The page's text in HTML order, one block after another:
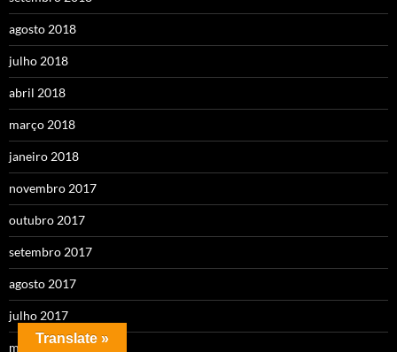
agosto 2018
julho 2018
abril 2018
março 2018
janeiro 2018
novembro 2017
outubro 2017
setembro 2017
agosto 2017
julho 2017
maio 2017
Translate »